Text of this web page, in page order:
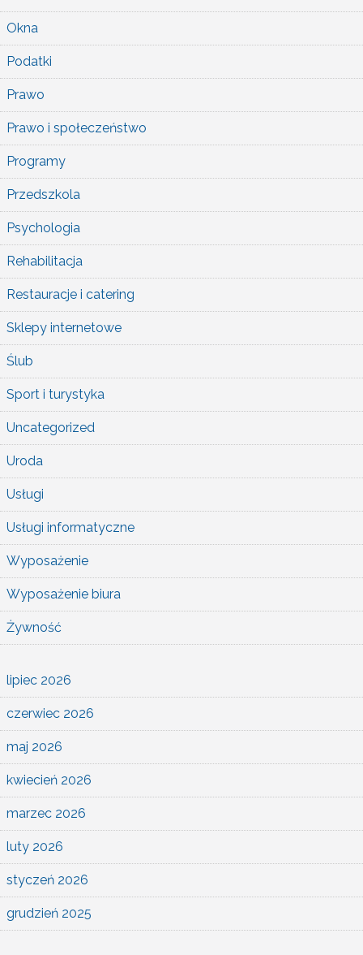
Okna
Podatki
Prawo
Prawo i społeczeństwo
Programy
Przedszkola
Psychologia
Rehabilitacja
Restauracje i catering
Sklepy internetowe
Ślub
Sport i turystyka
Uncategorized
Uroda
Usługi
Usługi informatyczne
Wyposażenie
Wyposażenie biura
Żywność
lipiec 2026
czerwiec 2026
maj 2026
kwiecień 2026
marzec 2026
luty 2026
styczeń 2026
grudzień 2025